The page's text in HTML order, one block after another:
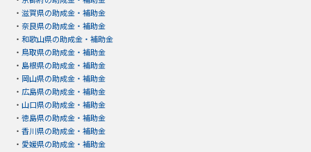
・ 滋賀県の助成金・補助金
・ 奈良県の助成金・補助金
・ 和歌山県の助成金・補助金
・ 鳥取県の助成金・補助金
・ 島根県の助成金・補助金
・ 岡山県の助成金・補助金
・ 広島県の助成金・補助金
・ 山口県の助成金・補助金
・ 徳島県の助成金・補助金
・ 香川県の助成金・補助金
・ 愛媛県の助成金・補助金